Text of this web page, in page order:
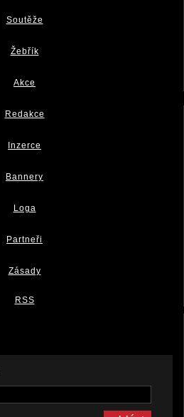
Soutěže
Žebřík
Akce
Redakce
Inzerce
Bannery
Loga
Partneři
Zásady
RSS